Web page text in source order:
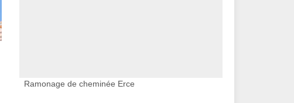
Ramonage de cheminée Erce